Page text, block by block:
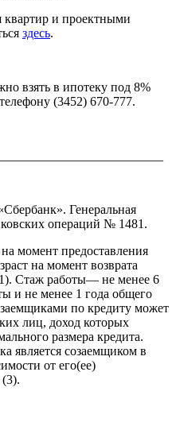
квартир и проектными
здесь.
взять в ипотеку под 8%
(3452) 670-777.
Генеральная
операций № 1481.
момент предоставления
на момент возврата
Стаж работы— не менее 6
и не менее 1 года общего
по кредиту может
лиц, доход которых
размера кредита.
является созаемщиком в
от его(ее)
(3).